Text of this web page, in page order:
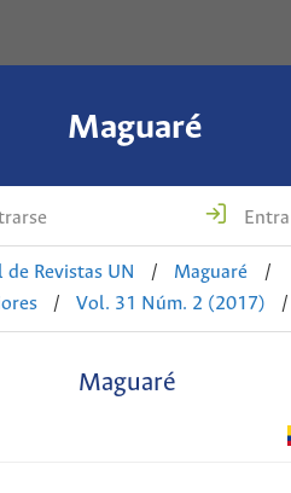
Maguaré
de Revistas UN / Maguaré
/
/ Vol. 31 Núm. 2 (2017) /
Maguaré